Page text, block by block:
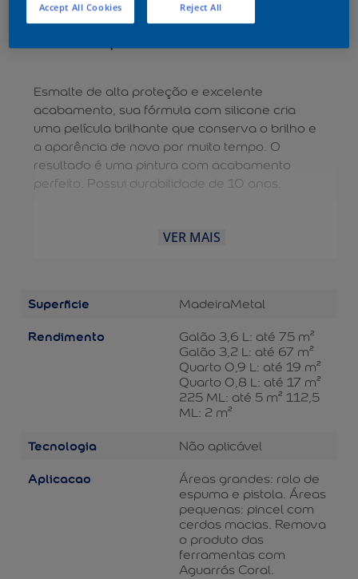
Esmalte de alta proteção e excelente
acabamento, sua fórmula com silicone cria
uma película brilhante que conserva o brilho e
a aparência de novo por muito tempo. O
resultado é uma pintura com acabamento
perfeito. Possui durabilidade de 10 anos.
VER MAIS
Superficie MadeiraMetal
Rendimento
Galão 3,6 L: até 75 m²
Galão 3,2 L: até 67 m²
Quarto 0,9 L: até 19 m²
Quarto 0,8 L: até 17 m²
225 ML: até 5 m² 112,5
ML: 2 m²
Tecnologia Não aplicável
Aplicacao
Áreas grandes: rolo de
espuma e pistola. Áreas
pequenas: pincel com
cerdas macias. Remova
o produto das
ferramentas com
Aguarrás Coral.
Reject All
Accept All Cookies